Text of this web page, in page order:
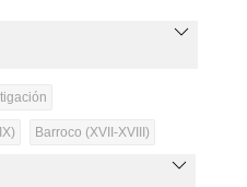
Barroco (XVII-XVIII)